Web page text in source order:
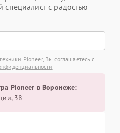
с радостью
Pioneer, Вы соглашаетесь с
Pioneer в Воронеже:
38